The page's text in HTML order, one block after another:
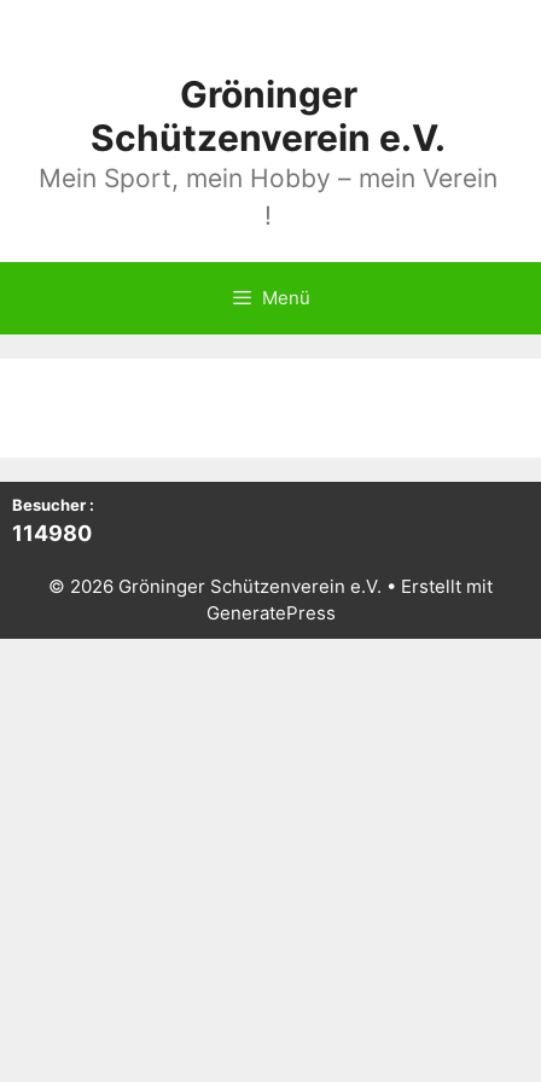
Gröninger
Schützenverein e.V.
Mein Sport, mein Hobby – mein Verein
!
Menü
Besucher :
114980
© 2026 Gröninger Schützenverein e.V. • Erstellt mit
GeneratePress